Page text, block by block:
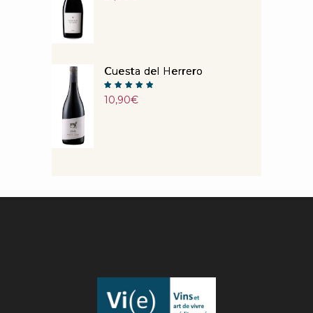
Cuesta del Herrero
Note
5.00
10,90€